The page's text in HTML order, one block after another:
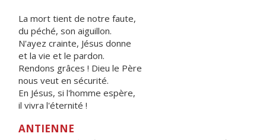
La mort tient de notre faute,
du péché, son aiguillon.
N'ayez crainte, Jésus donne
et la vie et le pardon.
Rendons grâces ! Dieu le Père
nous veut en sécurité.
En Jésus, si l'homme espère,
il vivra l'éternité !
ANTIENNE